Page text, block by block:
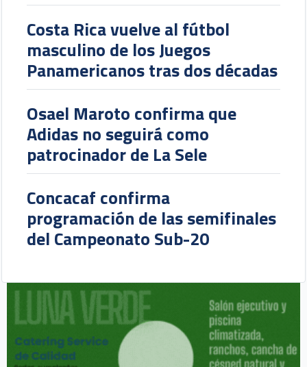
Costa Rica vuelve al fútbol
masculino de los Juegos
Panamericanos tras dos décadas
Osael Maroto confirma que
Adidas no seguirá como
patrocinador de La Sele
Concacaf confirma
programación de las semifinales
del Campeonato Sub-20